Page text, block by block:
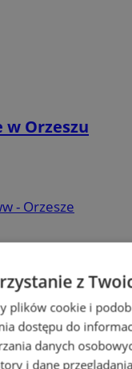
Orzeszu
- Orzesze
z
plików cookie i
dostępu do
danych
i dane